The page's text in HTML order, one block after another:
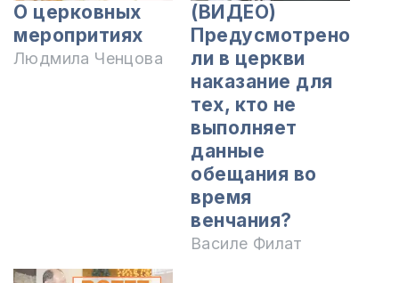
О церковных
меропритиях
Людмила Ченцова
(ВИДЕО)
Предусмотрено
ли в церкви
наказание для
тех, кто не
выполняет
данные
обещания во
время
венчания?
Василе Филат